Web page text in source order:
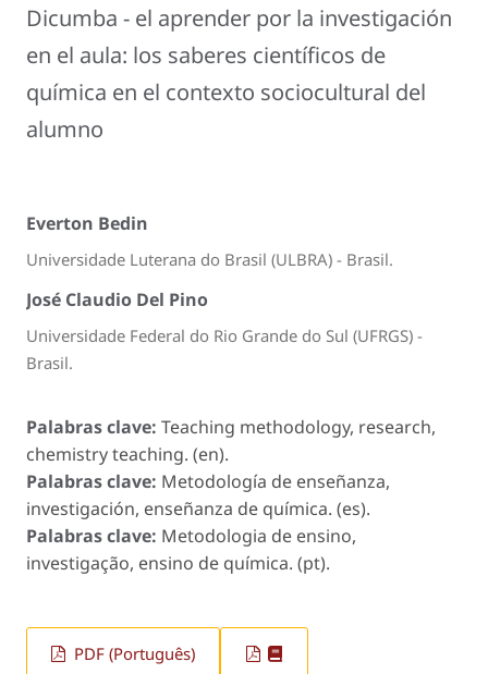
Dicumba - el aprender por la investigación
en el aula: los saberes científicos de
química en el contexto sociocultural del
alumno
Everton Bedin
Universidade Luterana do Brasil (ULBRA) - Brasil.
José Claudio Del Pino
Universidade Federal do Rio Grande do Sul (UFRGS) -
Brasil.
Palabras clave: Teaching methodology, research,
chemistry teaching. (en).
Palabras clave: Metodología de enseñanza,
investigación, enseñanza de química. (es).
Palabras clave: Metodologia de ensino,
investigação, ensino de química. (pt).
PDF (Português)